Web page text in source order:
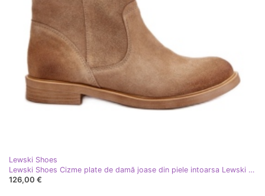
Lewski Shoes
Lewski Shoes Cizme plate de damă joase din piele intoarsa Lewski 3624 bej
126,00 €